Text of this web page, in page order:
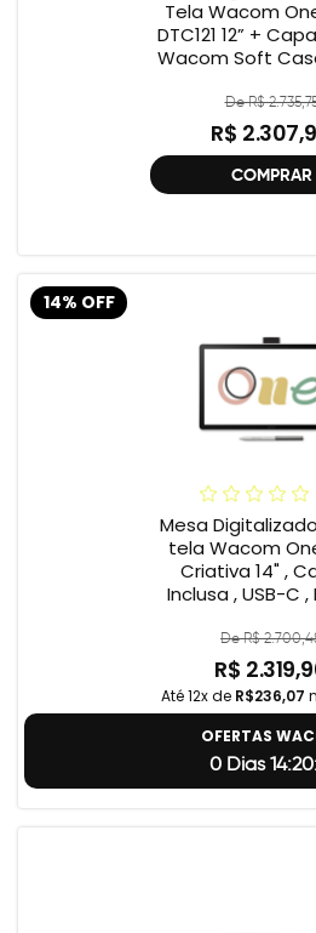
Tela Wacom
DTC121 12” + Capa Flexível
Wacom Soft
De R$
R$
COMPRAR
14% OFF
Mesa
tela Wacom
Criativa 14" ,
Inclusa , USB-C
De R$
R$
Até 12x de R$236,07
OFERTAS
0 Dias